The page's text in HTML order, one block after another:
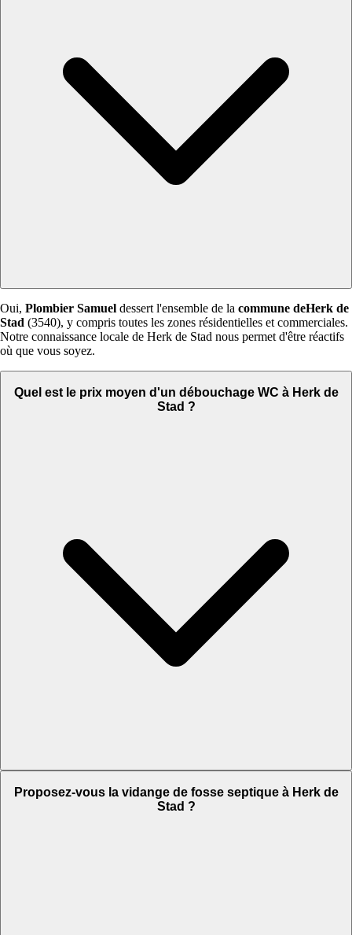
Oui, Plombier Samuel dessert l'ensemble de la commune deHerk de
Stad (3540), y compris toutes les zones résidentielles et commerciales.
Notre connaissance locale de Herk de Stad nous permet d'être réactifs
où que vous soyez.
Quel est le prix moyen d'un débouchage WC à Herk de
Stad ?
Proposez-vous la vidange de fosse septique à Herk de
Stad ?